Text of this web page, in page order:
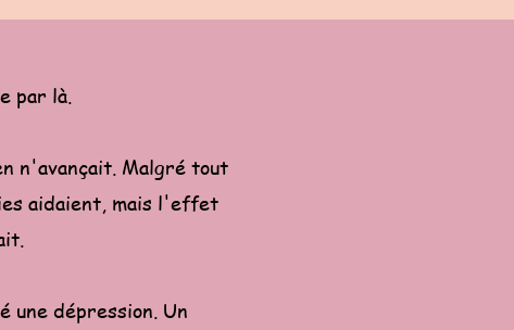
par là.
n'avançait. Malgré tout
aidaient, mais l'effet
une dépression. Un